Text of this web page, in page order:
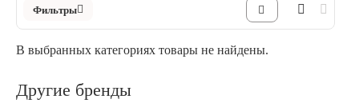
Корма и лакомства
Фильтры
В выбранных категориях товары не найдены.
Другие бренды